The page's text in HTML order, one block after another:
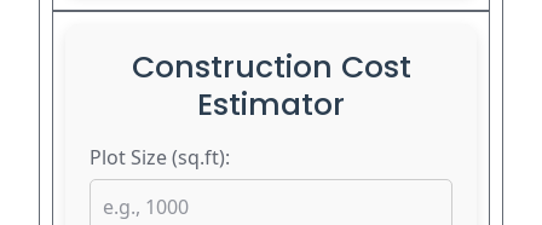
Construction Cost
Estimator
Plot Size (sq.ft):